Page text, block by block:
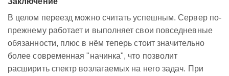
В целом переезд можно считать успешным. Сервер по-
прежнему работает и выполняет свои повседневные
обязанности, плюс в нём теперь стоит значительно
более современная "начинка", что позволит
расширить спектр возлагаемых на него задач. При